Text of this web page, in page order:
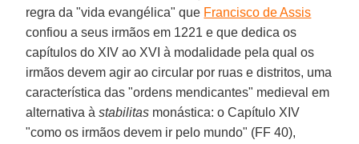
regra da "vida evangélica" que Francisco de Assis
confiou a seus irmãos em 1221 e que dedica os
capítulos do XIV ao XVI à modalidade pela qual os
irmãos devem agir ao circular por ruas e distritos, uma
característica das "ordens mendicantes" medieval em
alternativa àstabilitas monástica: o Capítulo XIV
"como os irmãos devem ir pelo mundo" (FF 40),